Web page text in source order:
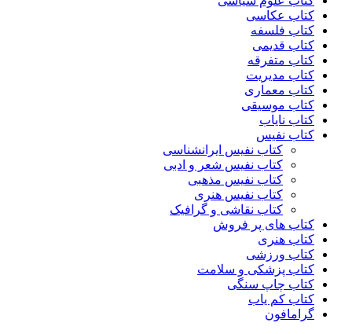
کتاب عکاسی
کتاب فلسفه
کتاب قدیمی
کتاب متفرقه
کتاب مدیریت
کتاب معماری
کتاب موسیقی
کتاب نایاب
کتاب نفیس
کتاب نفیس ایرانشناسی
کتاب نفیس شعر و ادبی
کتاب نفیس مذهبی
کتاب نفیس هنری
کتاب نقاشی و گرافیک
کتاب های پر فروش
کتاب هنری
کتاب ورزشی
کتاب پزشکی و سلامت
کتاب چاپ سنگی
کتاب کم یاب
گرامافون